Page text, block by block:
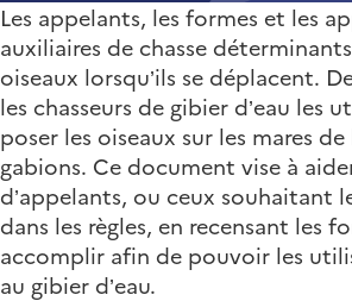
Les appelants, les formes et les
auxiliaires de chasse
oiseaux lorsqu’ils se déplacent.
les chasseurs de gibier d’eau les
poser les oiseaux sur les mares
gabions. Ce document vise à
d’appelants, ou ceux souhaitant
dans les règles, en recensant les
accomplir afin de pouvoir les
au gibier d’eau.